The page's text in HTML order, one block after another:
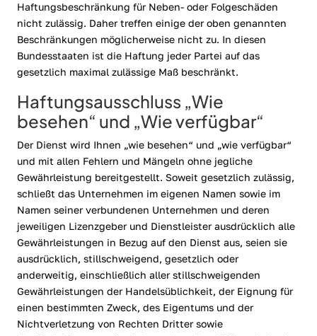
Haftungsbeschränkung für Neben- oder Folgeschäden
nicht zulässig. Daher treffen einige der oben genannten
Beschränkungen möglicherweise nicht zu. In diesen
Bundesstaaten ist die Haftung jeder Partei auf das
gesetzlich maximal zulässige Maß beschränkt.
Haftungsausschluss „Wie
besehen“ und „Wie verfügbar“
Der Dienst wird Ihnen „wie besehen“ und „wie verfügbar“
und mit allen Fehlern und Mängeln ohne jegliche
Gewährleistung bereitgestellt. Soweit gesetzlich zulässig,
schließt das Unternehmen im eigenen Namen sowie im
Namen seiner verbundenen Unternehmen und deren
jeweiligen Lizenzgeber und Dienstleister ausdrücklich alle
Gewährleistungen in Bezug auf den Dienst aus, seien sie
ausdrücklich, stillschweigend, gesetzlich oder
anderweitig, einschließlich aller stillschweigenden
Gewährleistungen der Handelsüblichkeit, der Eignung für
einen bestimmten Zweck, des Eigentums und der
Nichtverletzung von Rechten Dritter sowie